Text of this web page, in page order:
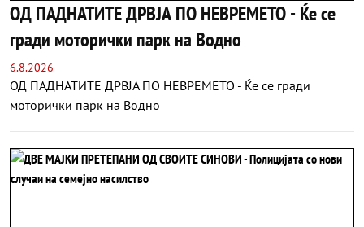
ОД ПАДНАТИТЕ ДРВЈА ПО НЕВРЕМЕТО - Ќе се
гради моторички парк на Водно
6.8.2026
ОД ПАДНАТИТЕ ДРВЈА ПО НЕВРЕМЕТО - Ќе се гради
моторички парк на Водно